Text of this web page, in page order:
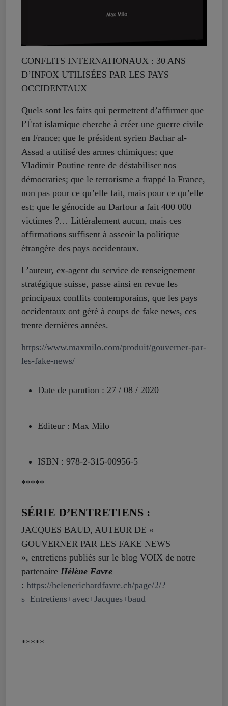
CONFLITS INTERNATIONAUX : 30 ANS
D’INFOX UTILISÉES PAR LES PAYS
OCCIDENTAUX
Quels sont les faits qui permettent d’affirmer que
l’État islamique cherche à créer une guerre civile
en France; que le président syrien Bachar al-
Assad a utilisé des armes chimiques; que
Vladimir Poutine tente de déstabiliser nos
démocraties; que le terrorisme a frappé la France,
non pas pour ce qu’elle fait, mais pour ce qu’elle
est; que le génocide au Darfour a fait 400 000
victimes ?… Littéralement aucun, mais ces
affirmations suffisent à asseoir la politique
étrangère des pays occidentaux.
L’auteur, ex-agent du service de renseignement
stratégique suisse, passe ainsi en revue les
principaux conflits contemporains, que les pays
occidentaux ont géré à coups de fake news, ces
trente dernières années.
https://www.maxmilo.com/produit/gouverner-par-
les-fake-news/
Date de parution : 27 / 08 / 2020
Editeur : Max Milo
ISBN : 978-2-315-00956-5
*****
SÉRIE D’ENTRETIENS :
JACQUES BAUD, AUTEUR DE «
GOUVERNER PAR LES FAKE NEWS
», entretiens publiés sur le blog VOIX de notre
partenaire Hélène Favre
: https://helenerichardfavre.ch/page/2/?
s=Entretiens+avec+Jacques+baud
*****